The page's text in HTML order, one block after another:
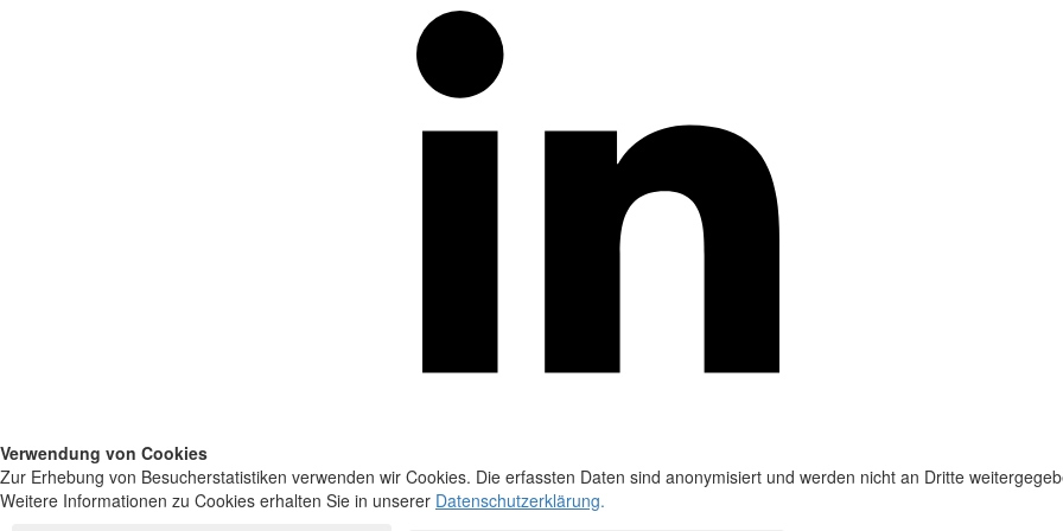
Verwendung von Cookies
Zur Erhebung von Besucherstatistiken verwenden wir Cookies. Die erfassten Daten sind anonymisiert und werden nicht an Dritte
Weitere Informationen zu Cookies erhalten Sie in unserer Datenschutzerklärung.